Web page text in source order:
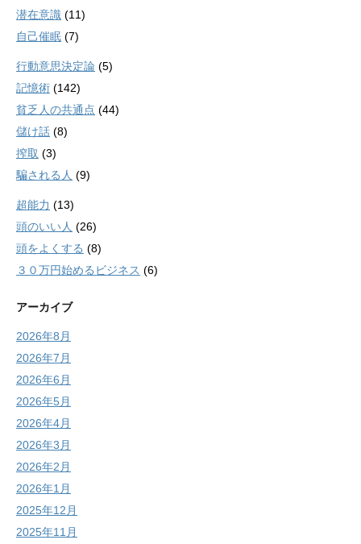
潜在意識 (11)
自己催眠 (7)
行動意思決定論 (5)
記憶術 (142)
貧乏人の共通点 (44)
儲け話 (8)
搾取 (3)
騙される人 (9)
超能力 (13)
頭のいい人 (26)
頭をよくする (8)
３０万円始めるビジネス (6)
アーカイブ
2026年8月
2026年7月
2026年6月
2026年5月
2026年4月
2026年3月
2026年2月
2026年1月
2025年12月
2025年11月